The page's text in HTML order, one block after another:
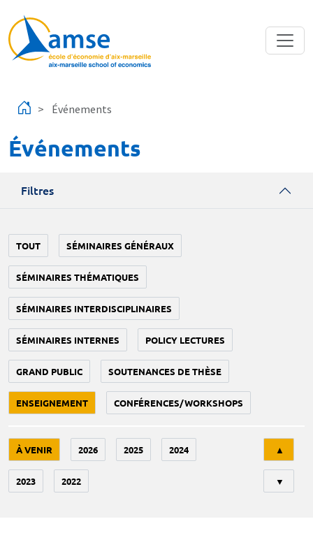
Événements
Événements
Filtres
TOUT SÉMINAIRES GÉNÉRAUX
SÉMINAIRES THÉMATIQUES
SÉMINAIRES INTERDISCIPLINAIRES
SÉMINAIRES INTERNES POLICY LECTURES
GRAND PUBLIC SOUTENANCES DE THÈSE
ENSEIGNEMENT CONFÉRENCES/WORKSHOPS
À VENIR 2026 2025 2024
2023 2022
▲
▼